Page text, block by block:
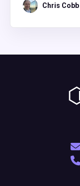
Chris Cobb